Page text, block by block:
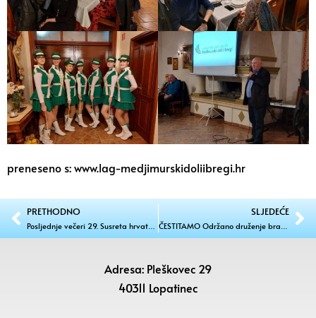
preneseno s: www.lag-medjimurskidoliibregi.hr
PRETHODNO
Posljednje večeri 29. Susreta hrvatskih tamburaških orkestara i sastava dodijeljene nagrade u kategorijama koncertnih sastava i folklornih sastava
SLJEDEĆE
ČESTITAMO Održano druženje bračnih parova koji ove godine obilježavaju 50 ili 60 godina braka
Adresa: Pleškovec 29
40311 Lopatinec